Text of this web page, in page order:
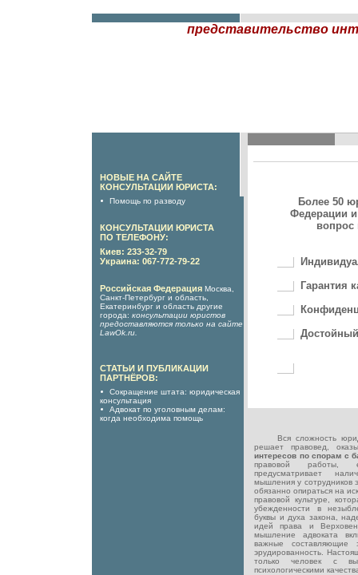
представительство
НОВЫЕ НА САЙТЕ
КОНСУЛЬТАЦИИ ЮРИСТА:
Помощь по разводу
КОНСУЛЬТАЦИИ ЮРИСТА
ПО ТЕЛЕФОНУ:
Киев: 233-32-79
Украина: 067-772-79-22
Российская Федерация Москва,
Санкт-Петербург и область,
Екатеринбург и область другие
города: консультации юристов
предоставляются только на сайте
LawOk.ru
СТАТЬИ И ПУБЛИКАЦИИ
ПАРТНЁРОВ:
Сокращение штата: юридическая
консультация
Адвокат по уголовным делам:
когда необходима помощь
Более 50
Федерации
вопрос
Гарантия
Вся сложность
решает правовед,
интересов по спорам с
правовой работы,
предусматривает
мышления у
обязанно опираться на
правовой культуре,
убежденности в
буквы и духа закона,
идей права и
мышление адвоката
важные составляющие
эрудированность.
только человек с
психологическими